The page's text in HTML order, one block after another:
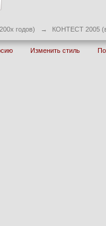
годов) → КОНТЕСТ 2005
Изменить стиль